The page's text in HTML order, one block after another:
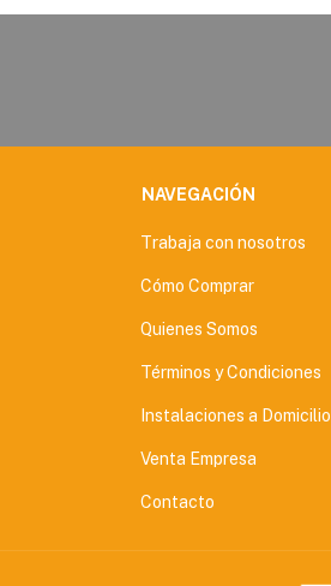
NAVEGACIÓN
Trabaja con nosotros
Cómo Comprar
Quienes Somos
Términos y Condiciones
Instalaciones a Domicilio
Venta Empresa
Contacto